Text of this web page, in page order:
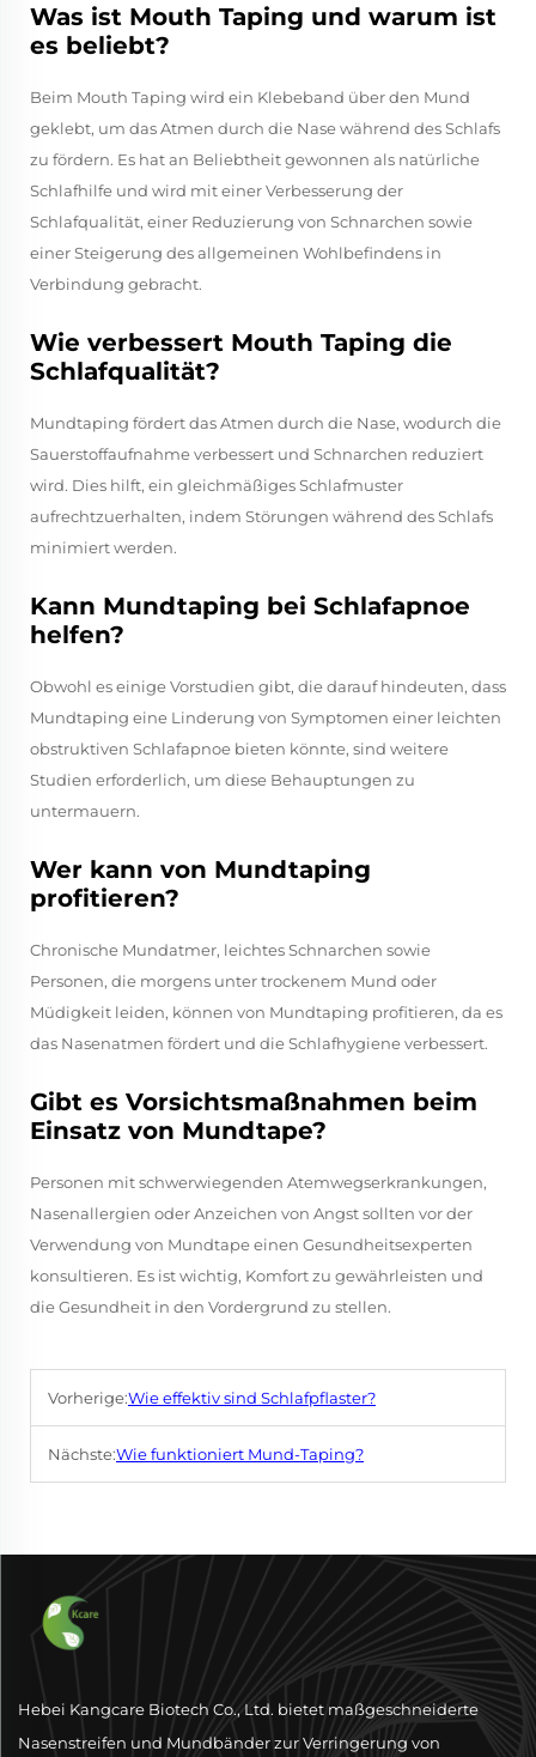
Was ist Mouth Taping und warum ist
es beliebt?
Beim Mouth Taping wird ein Klebeband über den Mund
geklebt, um das Atmen durch die Nase während des Schlafs
zu fördern. Es hat an Beliebtheit gewonnen als natürliche
Schlafhilfe und wird mit einer Verbesserung der
Schlafqualität, einer Reduzierung von Schnarchen sowie
einer Steigerung des allgemeinen Wohlbefindens in
Verbindung gebracht.
Wie verbessert Mouth Taping die
Schlafqualität?
Mundtaping fördert das Atmen durch die Nase, wodurch die
Sauerstoffaufnahme verbessert und Schnarchen reduziert
wird. Dies hilft, ein gleichmäßiges Schlafmuster
aufrechtzuerhalten, indem Störungen während des Schlafs
minimiert werden.
Kann Mundtaping bei Schlafapnoe
helfen?
Obwohl es einige Vorstudien gibt, die darauf hindeuten, dass
Mundtaping eine Linderung von Symptomen einer leichten
obstruktiven Schlafapnoe bieten könnte, sind weitere
Studien erforderlich, um diese Behauptungen zu
untermauern.
Wer kann von Mundtaping
profitieren?
Chronische Mundatmer, leichtes Schnarchen sowie
Personen, die morgens unter trockenem Mund oder
Müdigkeit leiden, können von Mundtaping profitieren, da es
das Nasenatmen fördert und die Schlafhygiene verbessert.
Gibt es Vorsichtsmaßnahmen beim
Einsatz von Mundtape?
Personen mit schwerwiegenden Atemwegserkrankungen,
Nasenallergien oder Anzeichen von Angst sollten vor der
Verwendung von Mundtape einen Gesundheitsexperten
konsultieren. Es ist wichtig, Komfort zu gewährleisten und
die Gesundheit in den Vordergrund zu stellen.
Vorherige:Wie effektiv sind Schlafpflaster?
Nächste:Wie funktioniert Mund-Taping?
Hebei Kangcare Biotech Co., Ltd. bietet maßgeschneiderte
Nasenstreifen und Mundbänder zur Verringerung von